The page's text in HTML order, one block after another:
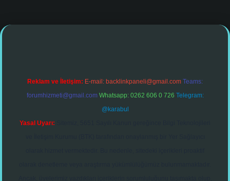
Reklam ve İletişim: E-mail: backlinkpaneli@gmail.com Teams:
forumhizmeti@gmail.com Whatsapp: 0262 606 0 726 Telegram:
@karabul
Yasal Uyarı: